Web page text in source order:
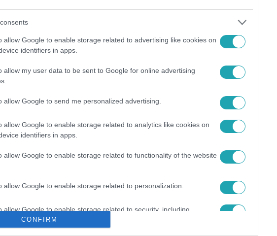
allow Google to enable storage related to advertising like cookies on
identifiers in apps.
allow my user data to be sent to Google for online advertising
allow Google to send me personalized advertising.
allow Google to enable storage related to analytics like cookies on
identifiers in apps.
allow Google to enable storage related to functionality of the website
allow Google to enable storage related to personalization.
allow Google to enable storage related to security, including
functionality and fraud prevention, and other user protection.
CONFIRM